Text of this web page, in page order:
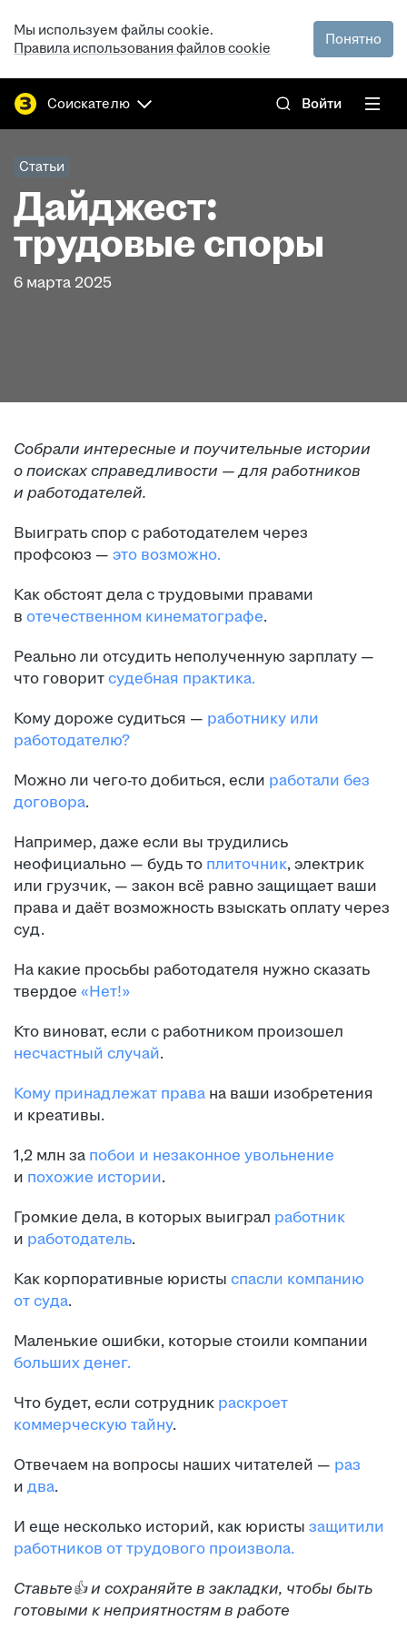
Мы используем файлы cookie.
Правила использования файлов cookie
Понятно
Соискателю Войти
Статьи
Дайджест:
трудовые споры
6 марта 2025
Собрали интересные и поучительные истории
о поисках справедливости — для работников
и работодателей.
Выиграть спор с работодателем через
профсоюз — это возможно.
Как обстоят дела с трудовыми правами
в отечественном кинематографе.
Реально ли отсудить неполученную зарплату —
что говорит судебная практика.
Кому дороже судиться — работнику или
работодателю?
Можно ли чего-то добиться, если работали без
договора.
Например, даже если вы трудились
неофициально — будь то плиточник, электрик
или грузчик, — закон всё равно защищает ваши
права и даёт возможность взыскать оплату через
суд.
На какие просьбы работодателя нужно сказать
твердое «Нет!»
Кто виноват, если с работником произошел
несчастный случай.
Кому принадлежат права на ваши изобретения
и креативы.
1,2 млн за побои и незаконное увольнение
и похожие истории.
Громкие дела, в которых выиграл работник
и работодатель.
Как корпоративные юристы спасли компанию
от суда.
Маленькие ошибки, которые стоили компании
больших денег.
Что будет, если сотрудник раскроет
коммерческую тайну.
Отвечаем на вопросы наших читателей — раз
и два.
И еще несколько историй, как юристы защитили
работников от трудового произвола.
Ставьте👍 и сохраняйте в закладки, чтобы быть
готовыми к неприятностям в работе